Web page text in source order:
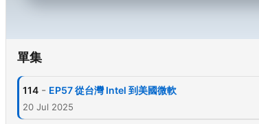
單集
114 - EP57 從台灣 Intel 到美國微軟
20 Jul 2025